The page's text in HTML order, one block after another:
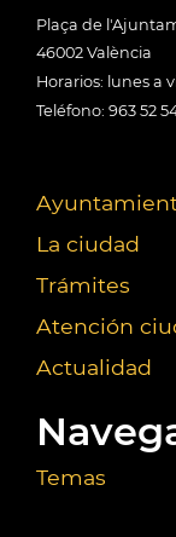
Plaça de
46002 València
Horarios: lunes a
Teléfono: 963 52
La ciudad
Trámites
Atención
Actualidad
Temas